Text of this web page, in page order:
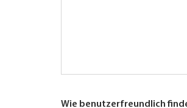
Wie benutzerfreundlich